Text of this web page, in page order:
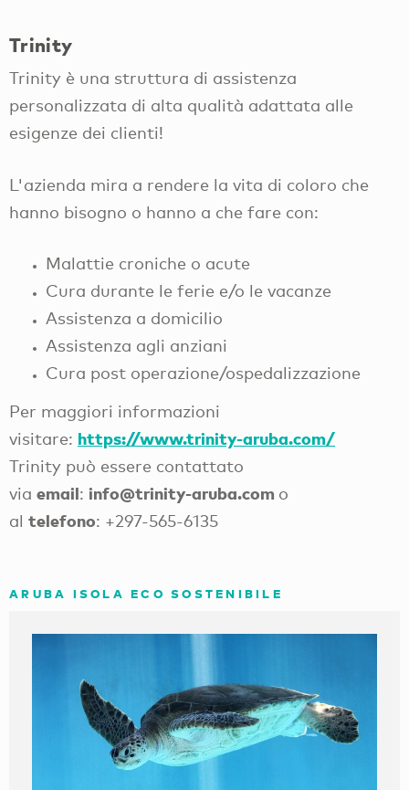
Trinity
Trinity è una struttura di assistenza
personalizzata di alta qualità adattata alle
esigenze dei clienti!
L'azienda mira a rendere la vita di coloro che
hanno bisogno o hanno a che fare con:
Malattie croniche o acute
Cura durante le ferie e/o le vacanze
Assistenza a domicilio
Assistenza agli anziani
Cura post operazione/ospedalizzazione
Per maggiori informazioni
visitare: https://www.trinity-aruba.com/
Trinity può essere contattato
via email: info@trinity-aruba.com o
al telefono: +297-565-6135
ARUBA ISOLA ECO SOSTENIBILE